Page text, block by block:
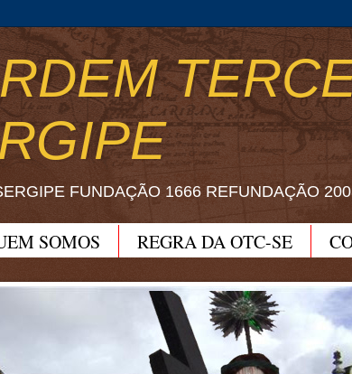
FUNDAÇÃO 1666 REFUNDAÇÃO
SOMOS REGRA DA OTC-SE